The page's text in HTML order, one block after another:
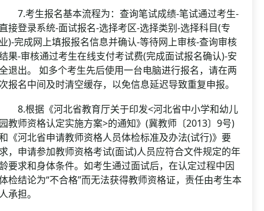
考生报名基本流程为：查询笔试成绩-笔试通过考生-
接登录系统-面试报名-选择考区-选择类别-选择科目(专
)-完成网上填报报名信息并确认-等待网上审核-查询审核
果-审核通过考生在线支付考试费(完成面试报名确认)-安
退出。 如多个考生先后使用一台电脑进行报名，请在两
报名中间及时清空缓存，以免信息延迟导致重复申报。
根据《河北省教育厅关于印发<河北省中小学和幼儿
教师资格认定实施方案>的通知》(冀教师〔2013〕9号)
《河北省申请教师资格人员体检标准及办法(试行)》要
，申请参加教师资格考试(面试)人员应符合文件规定的年
要求和身体条件。如考生通过面试后，在认定过程中因
检结论为“不合格”而无法获得教师资格证，责任由考生本
承担。